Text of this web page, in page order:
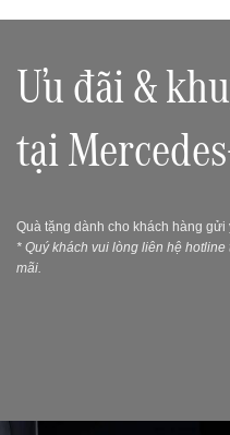
Ưu đãi &
tại
Quà tặng dành cho khách hàng
* Quý khách vui lòng liên hệ
mãi.